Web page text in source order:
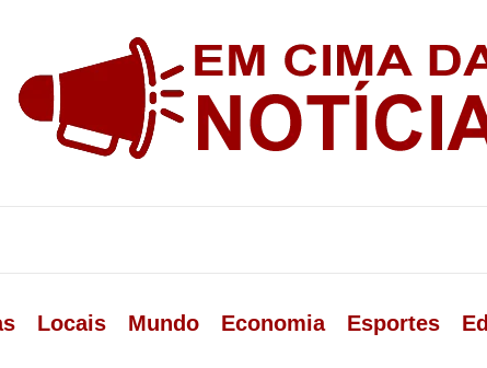
Locais Mundo Economia Esportes